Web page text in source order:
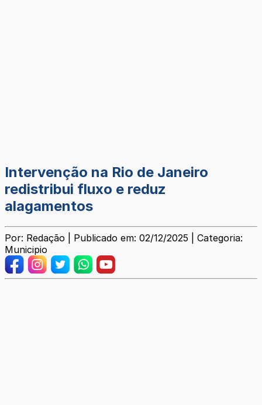
Intervenção na Rio de Janeiro
redistribui fluxo e reduz
alagamentos
Por: Redação | Publicado em: 02/12/2025 | Categoria:
Municipio